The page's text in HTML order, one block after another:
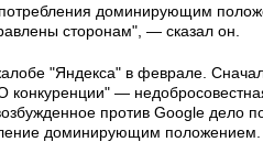
доминирующим
сторонам", — сказал он.
"Яндекса" в феврале.
конкуренции" —
против Google дело
доминирующим положением.